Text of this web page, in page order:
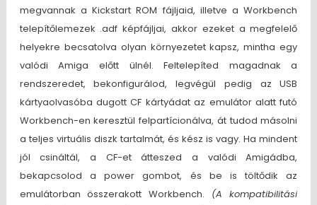
megvannak a Kickstart ROM fájljaid, illetve a Workbench
telepítőlemezek .adf képfájljai, akkor ezeket a megfelelő
helyekre becsatolva olyan környezetet kapsz, mintha egy
valódi Amiga előtt ülnél. Feltelepíted magadnak a
rendszeredet, bekonfigurálod, legvégül pedig az USB
kártyaolvasóba dugott CF kártyádat az emulátor alatt futó
Workbench-en keresztül felpartícionálva, át tudod másolni
a teljes virtuális diszk tartalmát, és kész is vagy. Ha mindent
jól csináltál, a CF-et átteszed a valódi Amigádba,
bekapcsolod a power gombot, és be is töltődik az
emulátorban összerakott Workbench. (A kompatibilitási